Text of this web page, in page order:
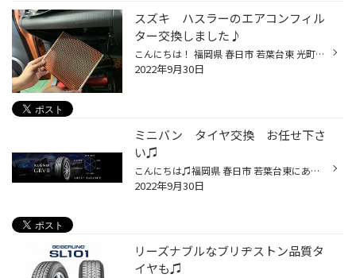
スズキ ハスラーのエアコンフィル
ター交換しました♪
こんにちは！ 福岡県 春日市 若葉台東 光町交差点近くにあるタイヤ館春日店です！ いつもタイヤ館春日店のwebをご覧頂き 誠に有難うございます(*^▽^*) 先日、スズキ ハスラーのエアコンフィルター交換を行いました‼︎ エアコンフィルターを見てみると、汚れていますよね(o_o) エアコンフィルターをそ...
2022年9月30日
ミニバン タイヤ交換 お任せ下さ
い♫
こんにちは♫福岡県 春日市 若葉台東にありますタイヤ館 春日店のWebを御覧の皆様ありがとうございます♪ 福岡県 春日市、大野城市、那珂川市、博多区の ミニバン タイヤ交換も お任せの、タイヤ館 春日店の牧口です♪ヽ(´▽｀)/ タイヤ館は、あなたの町の "タイヤ専門店"です。 今日はブリヂストンのミ...
2022年9月30日
リーズナブルなブリヂストン品質タ
イヤも♫